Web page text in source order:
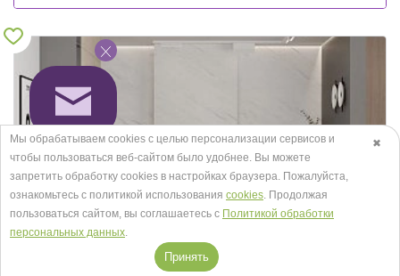
✖
Мы обрабатываем cookies с целью персонализации сервисов и
чтобы пользоваться веб-сайтом было удобнее. Вы можете
запретить обработку сookies в настройках браузера. Пожалуйста,
ознакомьтесь с политикой использования cookies. Продолжая
пользоваться сайтом, вы соглашаетесь с Политикой обработки
персональных данных.
Принять